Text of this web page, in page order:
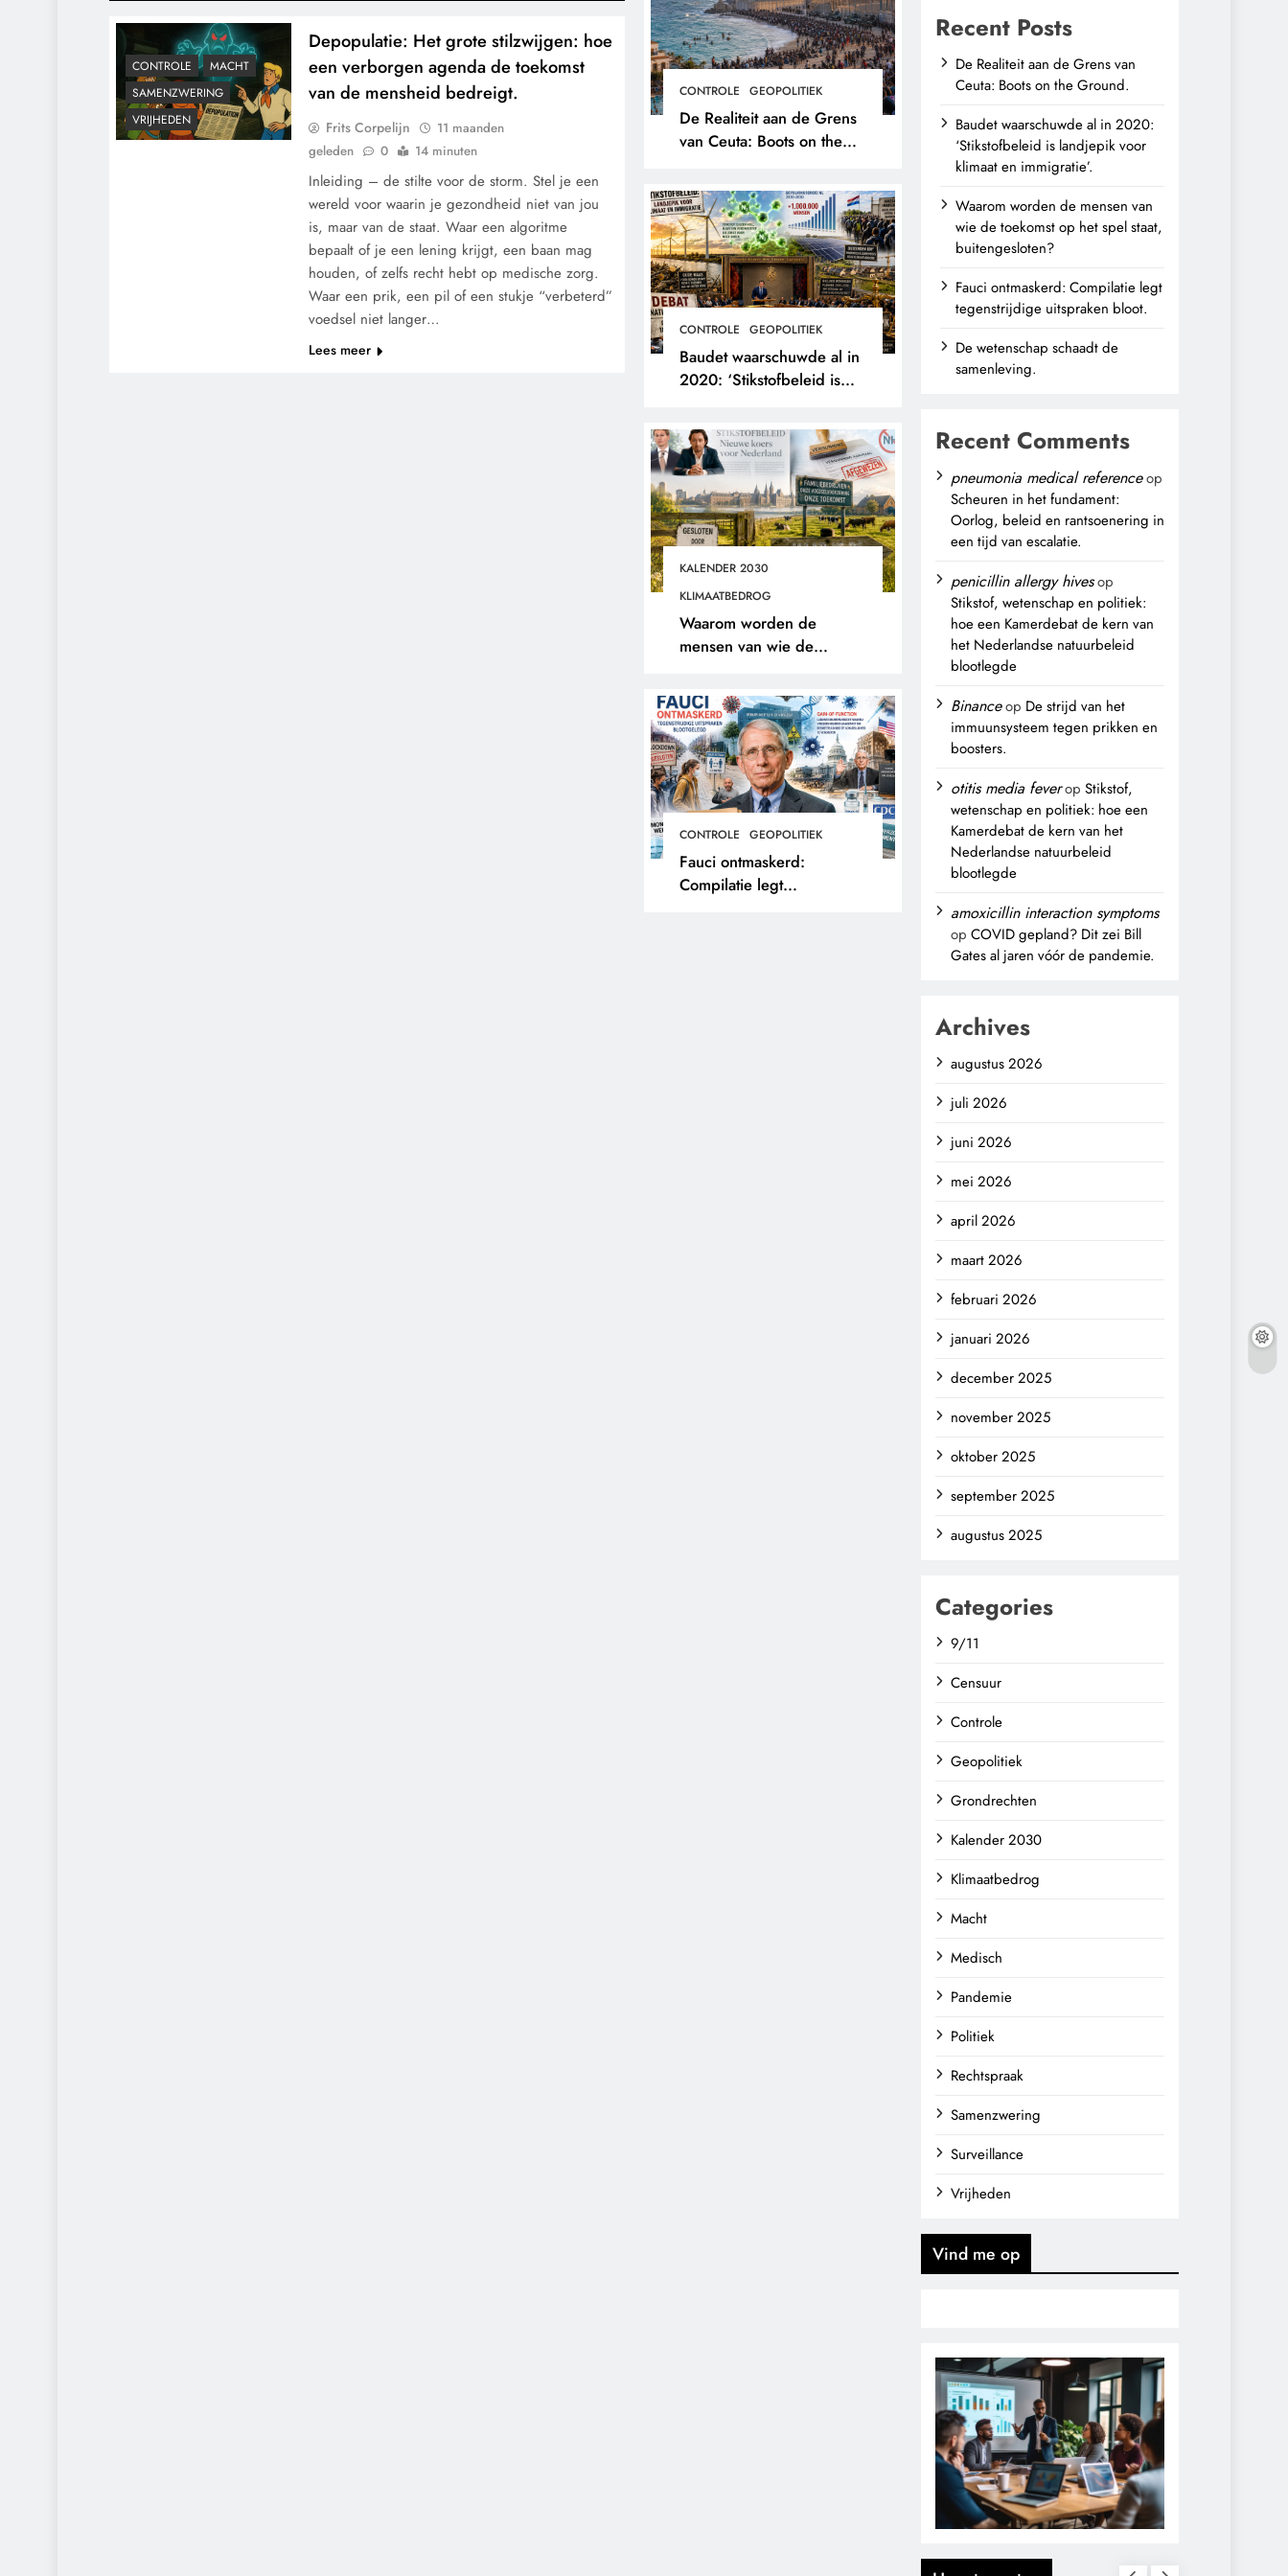
CONTROLE GEOPOLITIEK
De Realiteit aan de Grens
van Ceuta: Boots on the
CONTROLE GEOPOLITIEK
Baudet waarschuwde al in
2020: ‘Stikstofbeleid is
immigratie’.
KALENDER 2030
KLIMAATBEDROG
Waarom worden de
mensen van wie de
buitengesloten?
CONTROLE GEOPOLITIEK
Fauci ontmaskerd:
Compilatie legt
CONTROLE
MACHT
SAMENZWERING
VRIJHEDEN
Depopulatie: Het grote stilzwijgen: hoe
een verborgen agenda de toekomst
van de mensheid bedreigt.
Frits Corpelijn
11 maanden
geleden
0 14 minuten
Inleiding – de stilte voor de storm. Stel je een
wereld voor waarin je gezondheid niet van jou
is, maar van de staat. Waar een algoritme
bepaalt of je een lening krijgt, een baan mag
houden, of zelfs recht hebt op medische zorg.
Waar een prik, een pil of een stukje “verbeterd”
voedsel niet langer…
Lees meer
Recent Posts
De Realiteit aan de Grens van
Ceuta: Boots on the Ground.
Baudet waarschuwde al in 2020:
‘Stikstofbeleid is landjepik voor
klimaat en immigratie’.
Waarom worden de mensen van
wie de toekomst op het spel staat,
buitengesloten?
Fauci ontmaskerd: Compilatie legt
tegenstrijdige uitspraken bloot.
De wetenschap schaadt de
samenleving.
Recent Comments
pneumonia medical referenceop
Scheuren in het fundament:
Oorlog, beleid en rantsoenering in
een tijd van escalatie.
penicillin allergy hivesop
Stikstof, wetenschap en politiek:
hoe een Kamerdebat de kern van
het Nederlandse natuurbeleid
blootlegde
Binanceop De strijd van het
immuunsysteem tegen prikken en
boosters.
otitis media feverop Stikstof,
wetenschap en politiek: hoe een
Kamerdebat de kern van het
Nederlandse natuurbeleid
blootlegde
amoxicillin interaction symptoms
op COVID gepland? Dit zei Bill
Gates al jaren vóór de pandemie.
Archives
augustus 2026
juli 2026
juni 2026
mei 2026
april 2026
maart 2026
februari 2026
januari 2026
december 2025
november 2025
oktober 2025
september 2025
augustus 2025
Categories
9/11
Censuur
Controle
Geopolitiek
Grondrechten
Kalender 2030
Klimaatbedrog
Macht
Medisch
Pandemie
Politiek
Rechtspraak
Samenzwering
Surveillance
Vrijheden
Vind me op